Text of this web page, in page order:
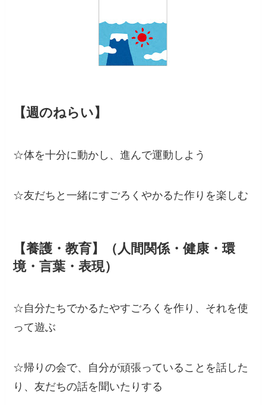
【週のねらい】
☆体を十分に動かし、進んで運動しよう
☆友だちと一緒にすごろくやかるた作りを楽しむ
【養護・教育】（人間関係・健康・環
境・言葉・表現）
☆自分たちでかるたやすごろくを作り、それを使
って遊ぶ
☆帰りの会で、自分が頑張っていることを話した
り、友だちの話を聞いたりする